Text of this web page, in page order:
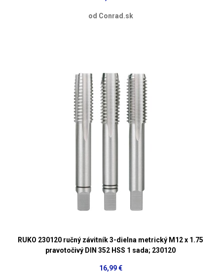
od Conrad.sk
RUKO 230120 ručný závitník 3-dielna metrický M12 x 1.75
pravotočivý DIN 352 HSS 1 sada; 230120
16,99 €